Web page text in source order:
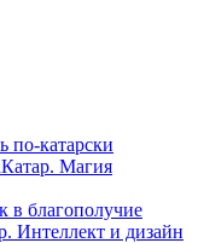
по-катарски
Катар. Магия
в благополучие
Интеллект и дизайн